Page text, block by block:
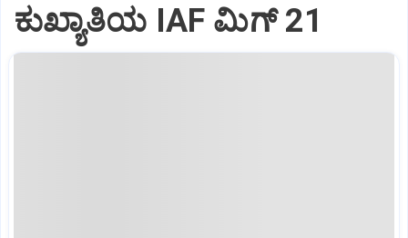
ಕುಖ್ಯಾತಿಯ IAF ಮಿಗ್‌ 21